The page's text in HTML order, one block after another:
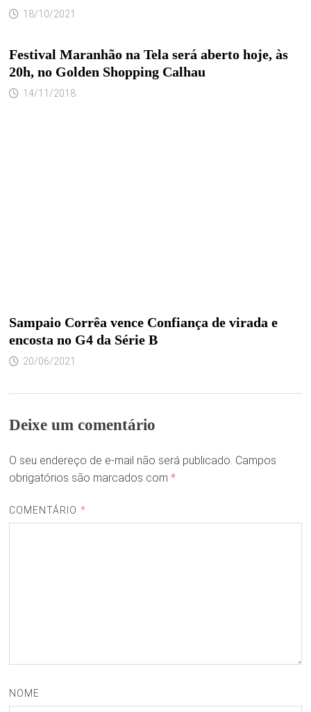
18/10/2021
Festival Maranhão na Tela será aberto hoje, às
20h, no Golden Shopping Calhau
14/11/2018
Sampaio Corrêa vence Confiança de virada e
encosta no G4 da Série B
20/06/2021
Deixe um comentário
O seu endereço de e-mail não será publicado. Campos
obrigatórios são marcados com *
COMENTÁRIO *
NOME